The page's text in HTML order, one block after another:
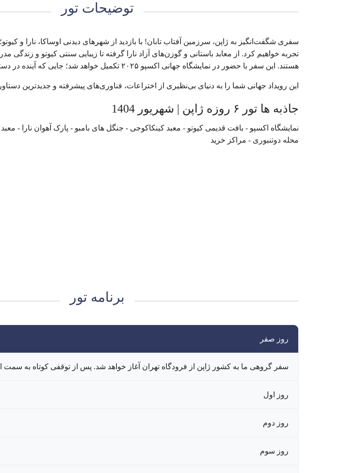
توضیحات تور
سفری شگفت‌انگیز به ژاپن، سرزمین آفتاب تابان! با بازدید از شهرهای دیدنی اوساکا، نارا و
تجربه خواهیم کرد. از معابد باستانی و گوزن‌های آزاد نارا گرفته تا زیبایی سنتی کیوتو و زندگی
هستند. این سفر با حضور در نمایشگاه جهانی اکسپو ۲۰۲۵ تکمیل خواهد شد؛ جایی که آینده در دستان شماست!
این رویداد جهانی شما را به دنیای بی‌نظیری از اختراعات، فناوری‌های پیشرفته و جدیدترین
جاذبه ها تور ۶ روزه ژاپن | شهریور 1404
نمایشگاه اکسپو - بافت قدیمی کیوتو - معبد کینکاکوجی - جنگل های بامبو - پارک آهوان نارا -
محله دوتنبوری - مراکز خرید
برنامه تور
روز صفر
سفر گروهی ما به کشور ژاپن از فرودگاه تهران آغاز خواهد شد. پس از توقفی کوتاه به سمت
روز اول
روز دوم
روز سوم